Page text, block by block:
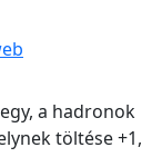
a hadronok
töltése +1,